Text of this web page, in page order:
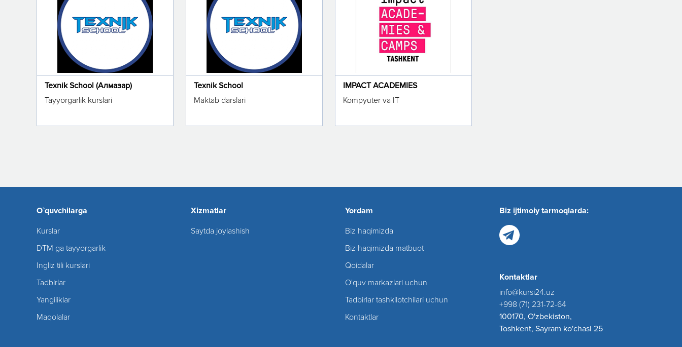
Texnik School (Алмазар)
Tayyorgarlik kurslari
Texnik School
Maktab darslari
IMPACT ACADEMIES
Kompyuter va IT
O`quvchilarga
Kurslar
DTM ga tayyorgarlik
Ingliz tili kurslari
Tadbirlar
Yangiliklar
Maqolalar
Xizmatlar
Saytda joylashish
Yordam
Biz haqimizda
Biz haqimizda matbuot
Qoidalar
O'quv markazlari uchun
Tadbirlar tashkilotchilari uchun
Kontaktlar
Biz ijtimoiy tarmoqlarda:
Kontaktlar
info@kursi24.uz
+998 (71) 231-72-64
100170, O'zbekiston,
Toshkent, Sayram ko'chasi 25